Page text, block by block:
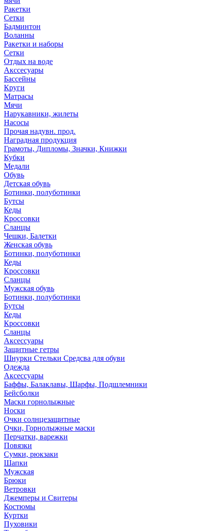
Ракетки
Сетки
Бадминтон
Воланны
Ракетки и наборы
Сетки
Отдых на воде
Акссесуары
Бассейны
Круги
Матрасы
Мячи
Нарукавники, жилеты
Насосы
Прочая надувн. прод.
Наградная продукция
Грамоты, Дипломы, Значки, Книжки
Кубки
Медали
Обувь
Детская обувь
Ботинки, полуботинки
Бутсы
Кеды
Кроссовки
Сланцы
Чешки, Балетки
Женская обувь
Ботинки, полуботинки
Кеды
Кроссовки
Сланцы
Мужская обувь
Ботинки, полуботинки
Бутсы
Кеды
Кроссовки
Сланцы
Аксессуары
Защитные гетры
Шнурки Стельки Средсва для обуви
Одежда
Аксессуары
Баффы, Балаклавы, Шарфы, Подшлемники
Бейсболки
Маски горнолыжные
Носки
Очки солнцезащитные
Очки, Горнолыжные маски
Перчатки, варежки
Повязки
Сумки, рюкзаки
Шапки
Мужская
Брюки
Ветровки
Джемперы и Свитеры
Костюмы
Куртки
Пуховики